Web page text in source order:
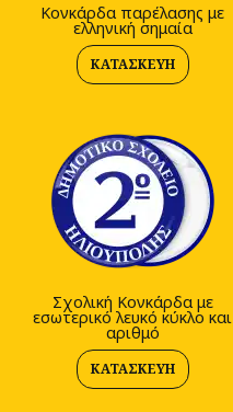
Κονκάρδα παρέλασης με
ελληνική σημαία
ΚΑΤΑΣΚΕΥΉ
Σχολική Κονκάρδα με
εσωτερικό λευκό κύκλο και
αριθμό
ΚΑΤΑΣΚΕΥΉ